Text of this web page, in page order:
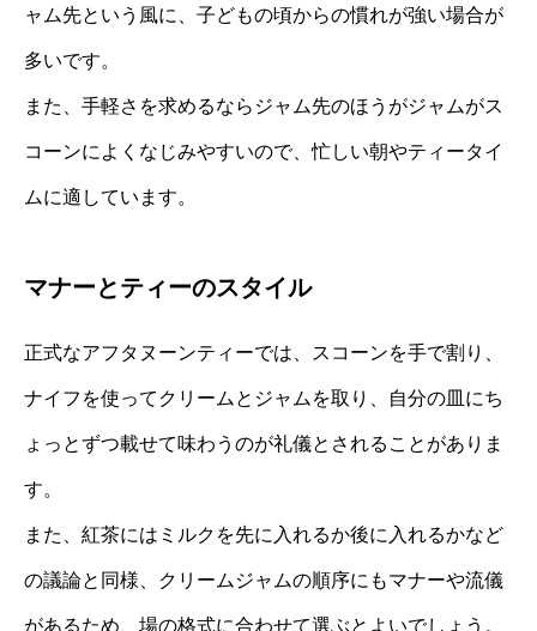
ャム先という風に、子どもの頃からの慣れが強い場合が
多いです。
また、手軽さを求めるならジャム先のほうがジャムがス
コーンによくなじみやすいので、忙しい朝やティータイ
ムに適しています。
マナーとティーのスタイル
正式なアフタヌーンティーでは、スコーンを手で割り、
ナイフを使ってクリームとジャムを取り、自分の皿にち
ょっとずつ載せて味わうのが礼儀とされることがありま
す。
また、紅茶にはミルクを先に入れるか後に入れるかなど
の議論と同様、クリームジャムの順序にもマナーや流儀
があるため、場の格式に合わせて選ぶとよいでしょう。